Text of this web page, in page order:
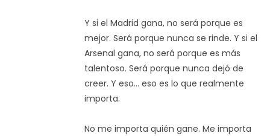
Y si el Madrid gana, no será porque es
mejor. Será porque nunca se rinde. Y si el
Arsenal gana, no será porque es más
talentoso. Será porque nunca dejó de
creer. Y eso... eso es lo que realmente
importa.
No me importa quién gane. Me importa